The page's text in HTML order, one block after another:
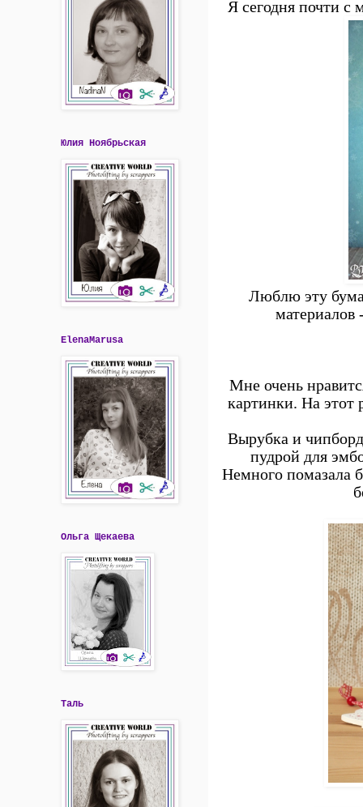
Я сегодня почти с
Люблю эту
материалов
Мне очень
картинки. На этот
Вырубка и
пудрой для
Немного помазала
Юлия Ноябрьская
ElenaMarusa
Ольга Щекаева
Таль